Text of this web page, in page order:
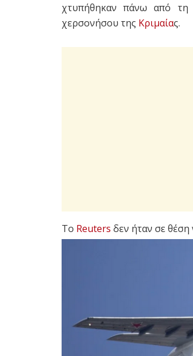
χτυπήθηκαν πάνω από τη
χερσονήσου της Κριμαίας.
Το Reuters δεν ήταν σε θέση